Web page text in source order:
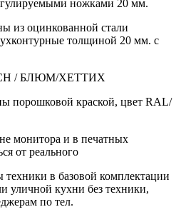
ножками 20 мм.
из оцинкованной стали
толщиной 20 мм. с
/ БЛЮМ/ХЕТТИХ
порошковой краской, цвет RAL/
монитора и в печатных
от реального
в базовой комплектации
уличной кухни без техники,
по тел.